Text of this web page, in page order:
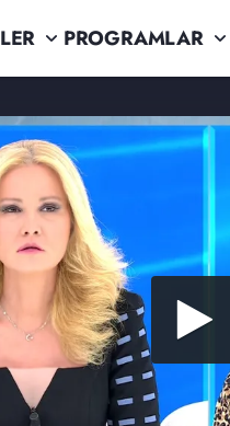
PROGRAMLAR